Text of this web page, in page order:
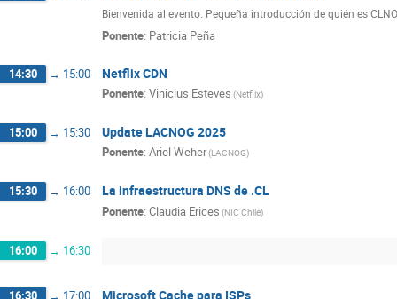
Bienvenida al evento. Pequeña introducción de quién es
Ponente: Patricia Peña
14:30 → 15:00 Netflix CDN
Ponente: Vinicius Esteves (Netflix)
15:00 → 15:30 Update LACNOG 2025
Ponente: Ariel Weher(LACNOG)
15:30 → 16:00 La infraestructura DNS de .CL
Ponente: Claudia Erices (NIC Chile)
16:00 → 16:30
16:30 → 17:00 Microsoft Cache para ISPs